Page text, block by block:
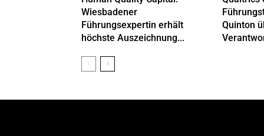
Wiesbadener
Führungsexpertin erhält
höchste Auszeichnung...
Quinton